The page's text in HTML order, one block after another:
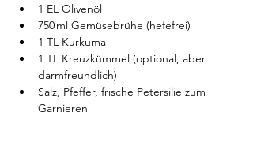
1 EL Olivenöl
750 ml Gemüsebrühe (hefefrei)
1 TL Kurkuma
1 TL Kreuzkümmel (optional, aber
darmfreundlich)
Salz, Pfeffer, frische Petersilie zum
Garnieren